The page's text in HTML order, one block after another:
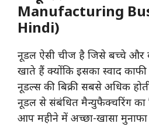
Manufacturing
Hindi)
नूडल ऐसी चीज है जिसे बच्चे और
खाते हैं क्योंकि इसका स्वाद काफी
नूडल्स की बिक्री सबसे अधिक
नूडल से संबंधित मैन्युफैक्चरिंग
आप महीने में अच्छा-खासा